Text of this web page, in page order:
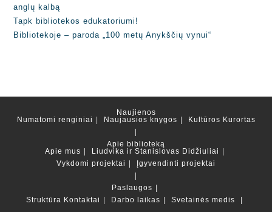
anglų kalbą
Tapk bibliotekos edukatoriumi!
Bibliotekoje – paroda „100 metų Anykščių vynui“
Naujienos
Numatomi renginiai
Naujausios knygos Kultūros Kurortas
Apie biblioteką
Apie mus
Liudvika ir Stanislovas Didžiuliai
Vykdomi projektai
Įgyvendinti projektai
Paslaugos
Struktūra Kontaktai Darbo laikas
Svetainės medis